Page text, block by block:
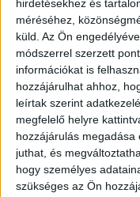
hirdetésekhez és
méréséhez,
küld. Az Ön
módszerrel szerzett
információkat is
hozzájárulhat ahhoz,
leírtak szerint
megfelelő helyre
hozzájárulás
juthat, és
hogy személyes
szükséges az Ön
A WWF
leállította az utcai